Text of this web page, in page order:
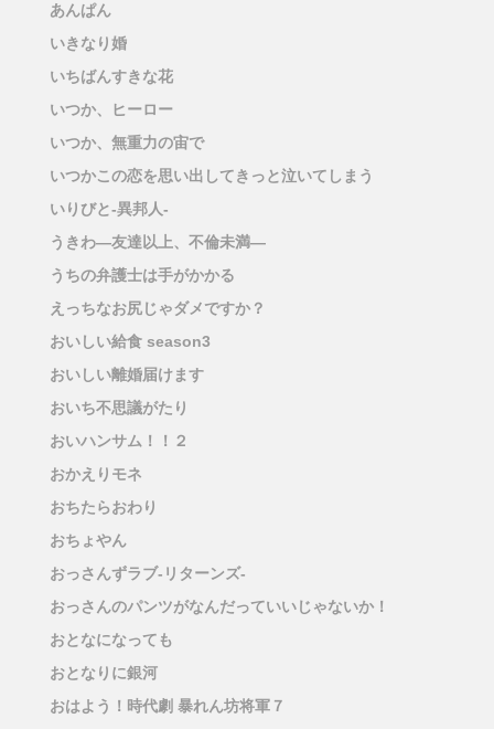
あんぱん
いきなり婚
いちばんすきな花
いつか、ヒーロー
いつか、無重力の宙で
いつかこの恋を思い出してきっと泣いてしまう
いりびと-異邦人-
うきわ―友達以上、不倫未満―
うちの弁護士は手がかかる
えっちなお尻じゃダメですか？
おいしい給食 season3
おいしい離婚届けます
おいち不思議がたり
おいハンサム！！２
おかえりモネ
おちたらおわり
おちょやん
おっさんずラブ-リターンズ-
おっさんのパンツがなんだっていいじゃないか！
おとなになっても
おとなりに銀河
おはよう！時代劇 暴れん坊将軍７